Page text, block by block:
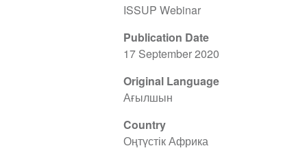
ISSUP Webinar
Publication Date
17 September 2020
Original Language
Ағылшын
Country
Оңтүстік Африка